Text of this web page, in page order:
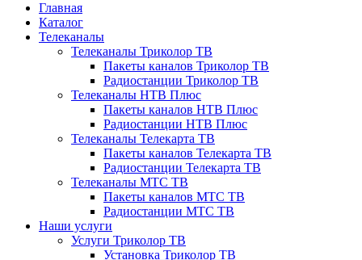
Главная
Каталог
Телеканалы
Телеканалы Триколор ТВ
Пакеты каналов Триколор ТВ
Радиостанции Триколор ТВ
Телеканалы НТВ Плюс
Пакеты каналов НТВ Плюс
Радиостанции НТВ Плюс
Телеканалы Телекарта ТВ
Пакеты каналов Телекарта ТВ
Радиостанции Телекарта ТВ
Телеканалы МТС ТВ
Пакеты каналов МТС ТВ
Радиостанции МТС ТВ
Наши услуги
Услуги Триколор ТВ
Установка Триколор ТВ